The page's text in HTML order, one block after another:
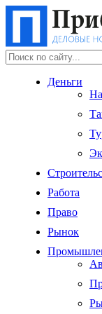
Деньги
Работа
Право
Рынок